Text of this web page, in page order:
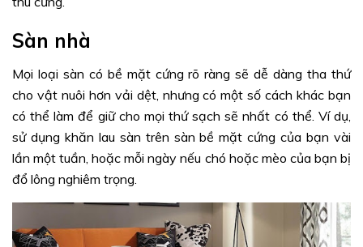
Sàn nhà
Mọi loại sàn có bề mặt cứng rõ ràng sẽ dễ dàng tha thứ
cho vật nuôi hơn vải dệt, nhưng có một số cách khác bạn
có thể làm để giữ cho mọi thứ sạch sẽ nhất có thể. Ví dụ,
sử dụng khăn lau sàn trên sàn bề mặt cứng của bạn vài
lần một tuần, hoặc mỗi ngày nếu chó hoặc mèo của bạn bị
đổ lông nghiêm trọng.